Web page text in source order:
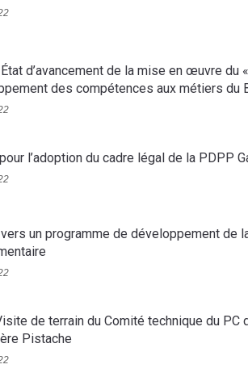
d’avancement de la mise en œuvre du
des compétences aux métiers du
l’adoption du cadre légal de la PDPP
un programme de développement de
de terrain du Comité technique du PC
Pistache